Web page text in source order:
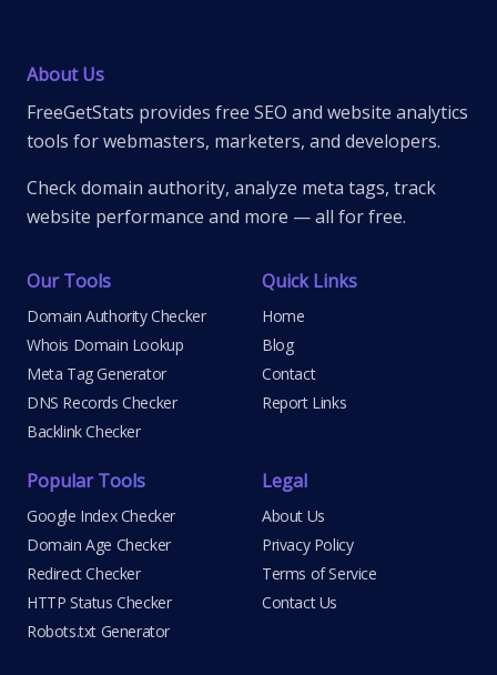
About Us
FreeGetStats provides free SEO and website analytics
tools for webmasters, marketers, and developers.
Check domain authority, analyze meta tags, track
website performance and more — all for free.
Our Tools
Domain Authority Checker
Whois Domain Lookup
Meta Tag Generator
DNS Records Checker
Backlink Checker
Quick Links
Home
Blog
Contact
Report Links
Popular Tools
Google Index Checker
Domain Age Checker
Redirect Checker
HTTP Status Checker
Robots.txt Generator
Legal
About Us
Privacy Policy
Terms of Service
Contact Us